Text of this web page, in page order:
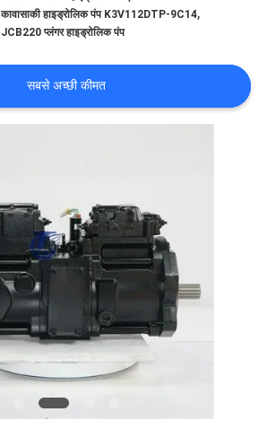
कावासाकी हाइड्रोलिक पंप K3V112DTP-9C14,
JCB220 प्लंगर हाइड्रोलिक पंप
सबसे अच्छी कीमत